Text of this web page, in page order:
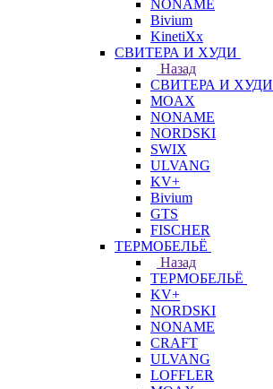
NONAME
Bivium
KinetiXx
СВИТЕРА И ХУДИ
Назад
СВИТЕРА И ХУДИ
MOAX
NONAME
NORDSKI
SWIX
ULVANG
KV+
Bivium
GTS
FISCHER
ТЕРМОБЕЛЬЁ
Назад
ТЕРМОБЕЛЬЁ
KV+
NORDSKI
NONAME
CRAFT
ULVANG
LOFFLER